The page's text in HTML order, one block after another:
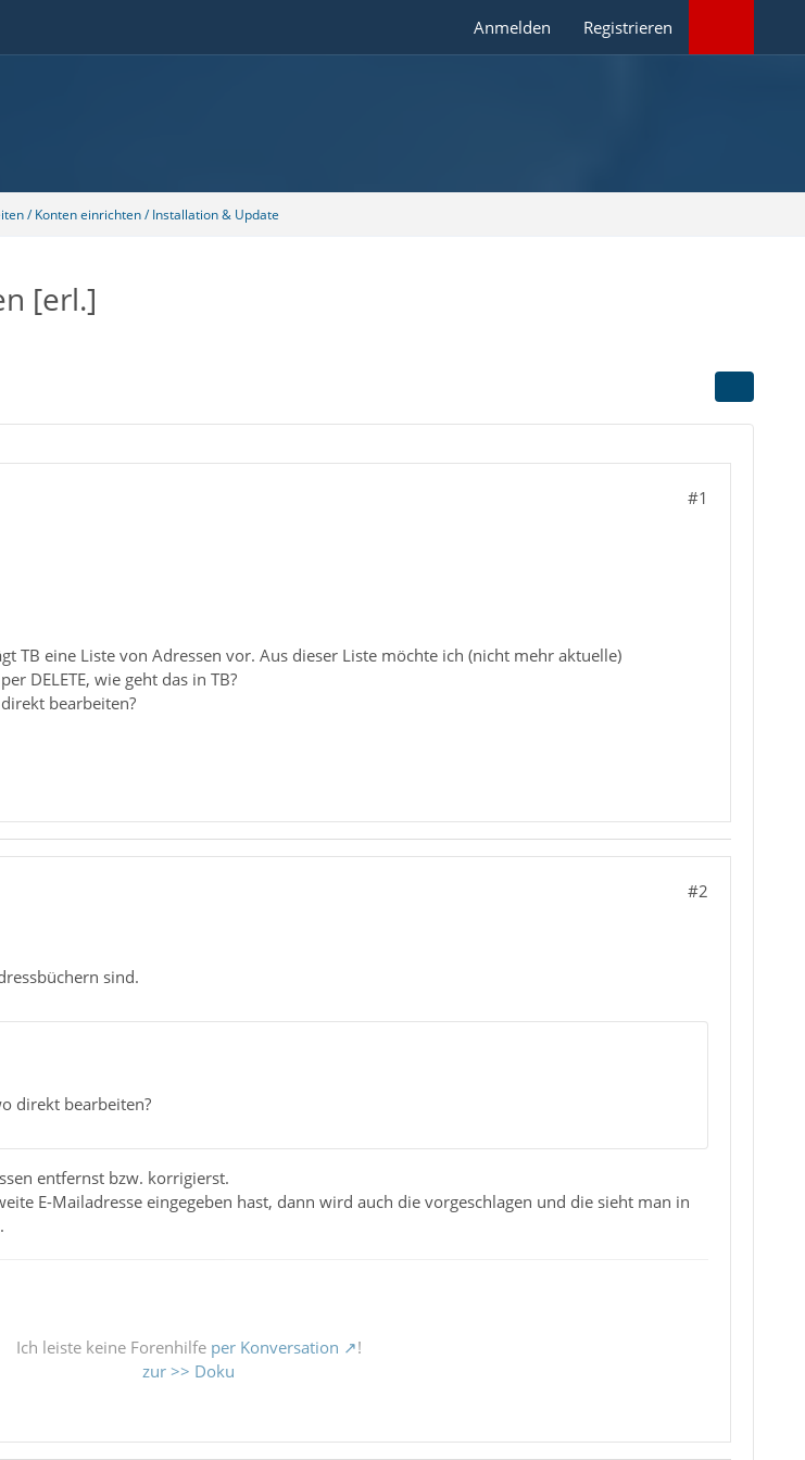
Anmelden Registrieren
/ Konten einrichten / Installation & Update
[erl.]
#1
TB eine Liste von Adressen vor. Aus dieser Liste möchte ich (nicht mehr aktuelle)
DELETE, wie geht das in TB?
bearbeiten?
#2
sind.
direkt bearbeiten?
entfernst bzw. korrigierst.
E-Mailadresse eingegeben hast, dann wird auch die vorgeschlagen und die sieht man in
Ich leiste keine Forenhilfe per Konversation
!
zur >> Doku